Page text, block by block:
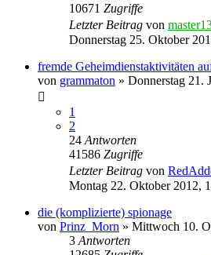
10671 Zugriffe
Letzter Beitrag von
Donnerstag 25. Oktober
fremde Geheimdienstaktivitäten
von grammaton » Donnerstag 21.
1
2
24 Antworten
41586 Zugriffe
Letzter Beitrag von
Montag 22. Oktober 2012,
die (komplizierte) spionage
von Prinz_Morn » Mittwoch 10.
3 Antworten